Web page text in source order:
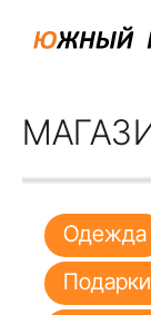
Одежда